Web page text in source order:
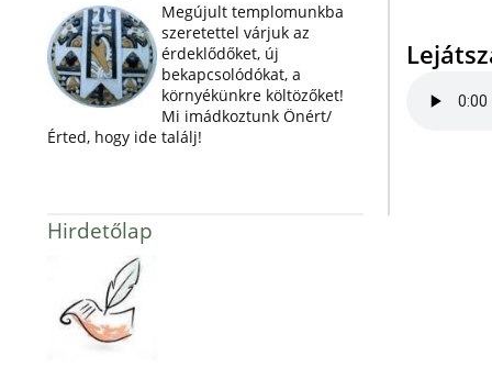
Megújult templomunkba
szeretettel várjuk az
érdeklődőket, új
bekapcsolódókat, a
környékünkre költözőket!
Mi imádkoztunk Önért/
Érted, hogy ide találj!
Hirdetőlap